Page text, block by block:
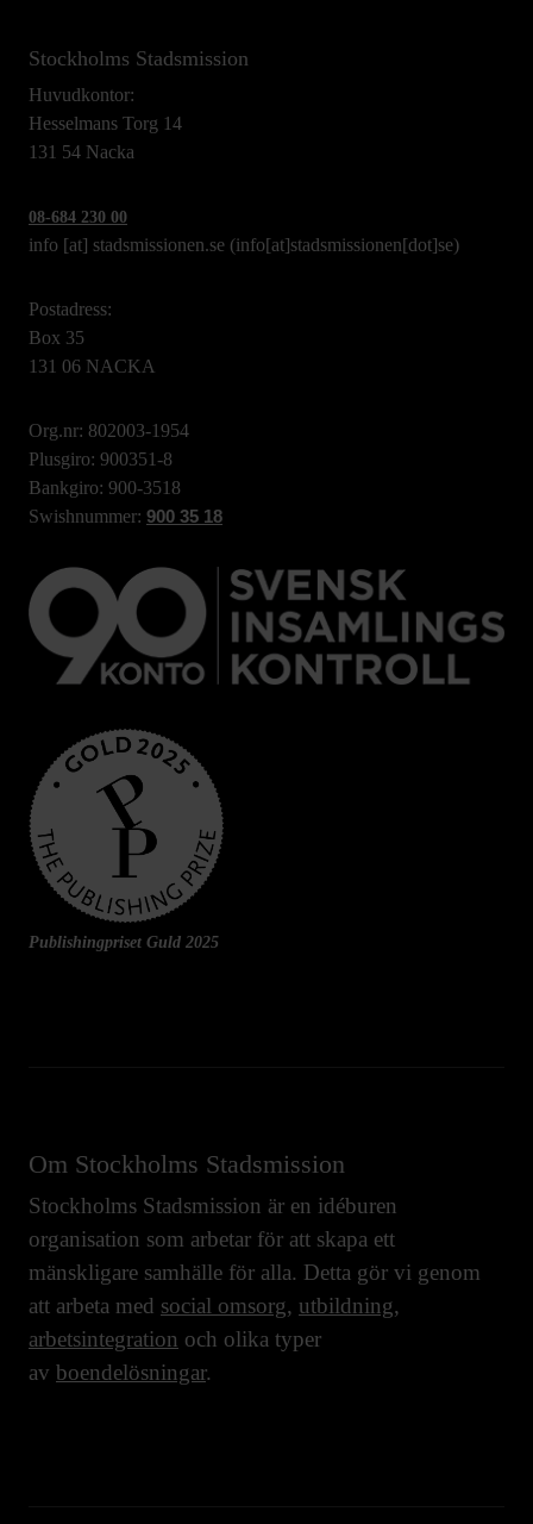
Stockholms Stadsmission
Huvudkontor:
Hesselmans Torg 14
131 54 Nacka
08-684 230 00
info [at] stadsmissionen.se (info[at]stadsmissionen[dot]se)
Postadress:
Box 35
131 06 NACKA
Org.nr: 802003-1954
Plusgiro: 900351-8
Bankgiro: 900-3518
Swishnummer: 900 35 18
Publishingpriset Guld 2025
Om Stockholms Stadsmission
Stockholms Stadsmission är en idéburen
organisation som arbetar för att skapa ett
mänskligare samhälle för alla. Detta gör vi genom
att arbeta med social omsorg, utbildning,
arbetsintegration och olika typer
av boendelösningar.